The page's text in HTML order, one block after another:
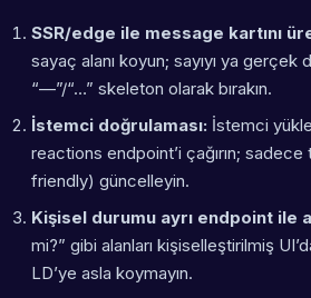
SSR/edge ile message kartını
sayaç alanı koyun; sayıyı ya
“—”/“…” skeleton olarak bırakın.
İstemci doğrulaması: İstemci
reactions endpoint’i çağırın; sadece
friendly) güncelleyin.
Kişisel durumu ayrı endpoint ile
mi?” gibi alanları kişiselleştirilmiş
LD’ye asla koymayın.